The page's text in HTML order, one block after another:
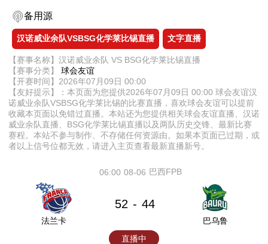
备用源
汉诺威业余队VSBSG化学莱比锡直播 文字直播
【赛事名称】汉诺威业余队 VS BSG化学莱比锡直播
【赛事分类】 球会友谊
【开赛时间】2026年07月09日 00:00
【友好提示】：本页面为您提供2026年07月09日 00:00 球会友谊汉
诺威业余队VSBSG化学莱比锡的比赛直播，喜欢球会友谊可以提前
收藏本页面以免错过直播。本站还为您提供相关球会友谊直播、汉诺
威业余队直播、BSG化学莱比锡直播以及两队历史交锋、最新比赛
赛程。本站不参与制作、不存储任何资源由。如果本页面已过期，或
者以上信号位都无效，请进入主页查看最新直播新号。
08-06
06:00 巴西FPB
法兰卡
52 - 44
巴乌鲁
直播中